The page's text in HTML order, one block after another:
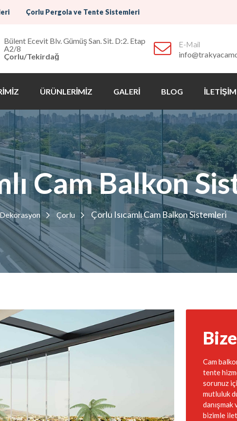
Çorlu Pergola ve Tente Sistemleri
Bülent Ecevit Blv. Gümüş San. Sit. D:2. Etap
A2/8
Çorlu/Tekirdağ
E-Mail
ÜRÜNLERİMİZ GALERİ BLOG İLETİŞİM
Cam Balkon
Çorlu Çorlu Isıcamlı Cam Balkon Sistemleri
Cam
tente
sorunuz
mutluluk
bizimle